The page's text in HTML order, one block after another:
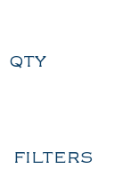
QTY
FILTERS